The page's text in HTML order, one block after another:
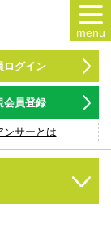
menu
ログイン
会員登録
ンサーとは